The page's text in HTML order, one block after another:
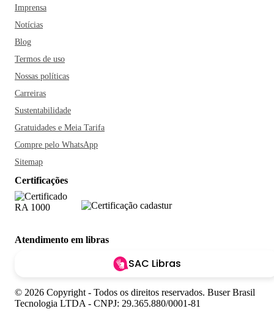
Imprensa
Notícias
Blog
Termos de uso
Nossas políticas
Carreiras
Sustentabilidade
Gratuidades e Meia Tarifa
Compre pelo WhatsApp
Sitemap
Certificações
Atendimento em libras
SAC Libras
© 2026 Copyright - Todos os direitos reservados. Buser Brasil
Tecnologia LTDA - CNPJ: 29.365.880/0001-81